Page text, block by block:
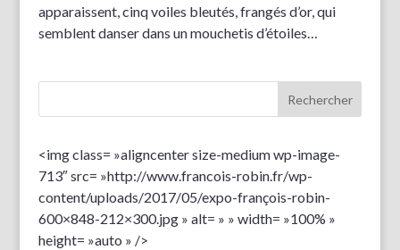
apparaissent, cinq voiles bleutés, frangés d’or, qui
semblent danser dans un mouchetis d’étoiles…
<img class= »aligncenter size-medium wp-image-
713″ src= »http://www.francois-robin.fr/wp-
content/uploads/2017/05/expo-françois-robin-
600×848-212×300.jpg » alt= » » width= »100% »
height= »auto » />